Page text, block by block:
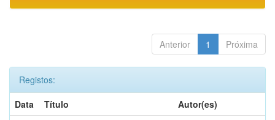
Anterior 1 Próxima
Registos:
Data
Título
Autor(es)